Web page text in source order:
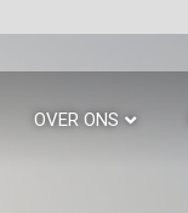
OVER ONS